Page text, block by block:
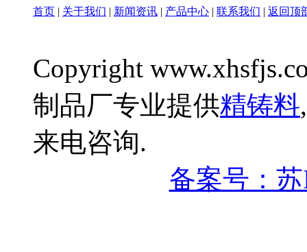
首页 | 关于我们 | 新闻资讯 | 产品中心 | 联系我们 | 返回顶
Copyright
制品厂专业提供精铸料,
来电咨询.
备案号：苏